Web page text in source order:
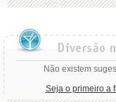
Não existem
Seja o primeiro a